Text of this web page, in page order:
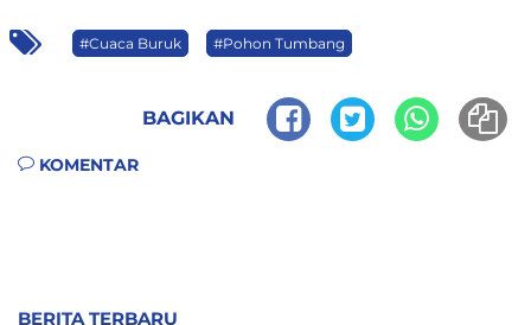
#Cuaca Buruk #Pohon Tumbang
BAGIKAN
KOMENTAR
BERITA TERBARU